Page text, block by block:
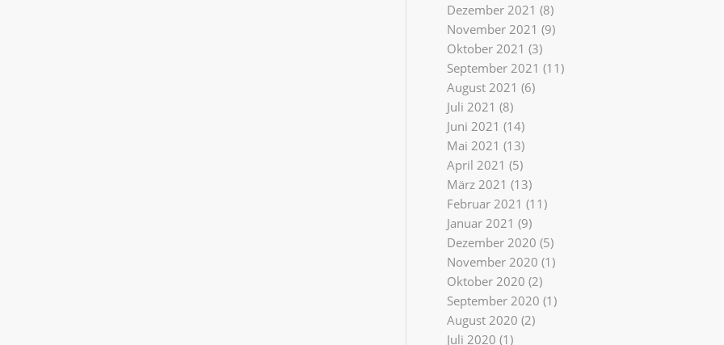
Dezember 2021 (8)
November 2021 (9)
Oktober 2021 (3)
September 2021 (11)
August 2021 (6)
Juli 2021 (8)
Juni 2021 (14)
Mai 2021 (13)
April 2021 (5)
März 2021 (13)
Februar 2021 (11)
Januar 2021 (9)
Dezember 2020 (5)
November 2020 (1)
Oktober 2020 (2)
September 2020 (1)
August 2020 (2)
Juli 2020 (1)